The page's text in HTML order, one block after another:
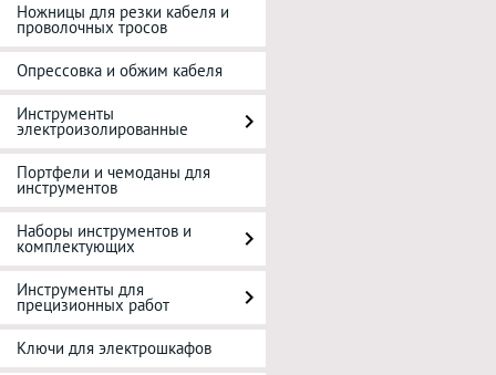
Ножницы для резки кабеля и
проволочных тросов
Опрессовка и обжим кабеля
Инструменты
электроизолированные
Портфели и чемоданы для
инструментов
Наборы инструментов и
комплектующих
Инструменты для
прецизионных работ
Ключи для электрошкафов